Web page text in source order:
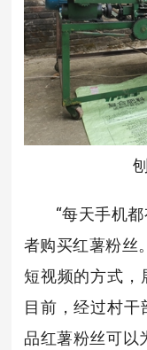
“每天手机
者购买红薯粉丝
短视频的方式，
目前，经过村
品红薯粉丝可以